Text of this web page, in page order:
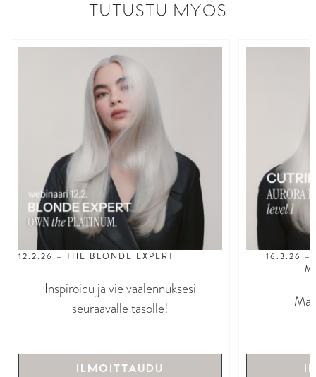
TUTUSTU MYÖS
12.2.26 – THE BLONDE EXPERT
Inspiroidu ja vie vaalennuksesi
seuraavalle tasolle!
ILMOITTAUDU
16.3.26 –